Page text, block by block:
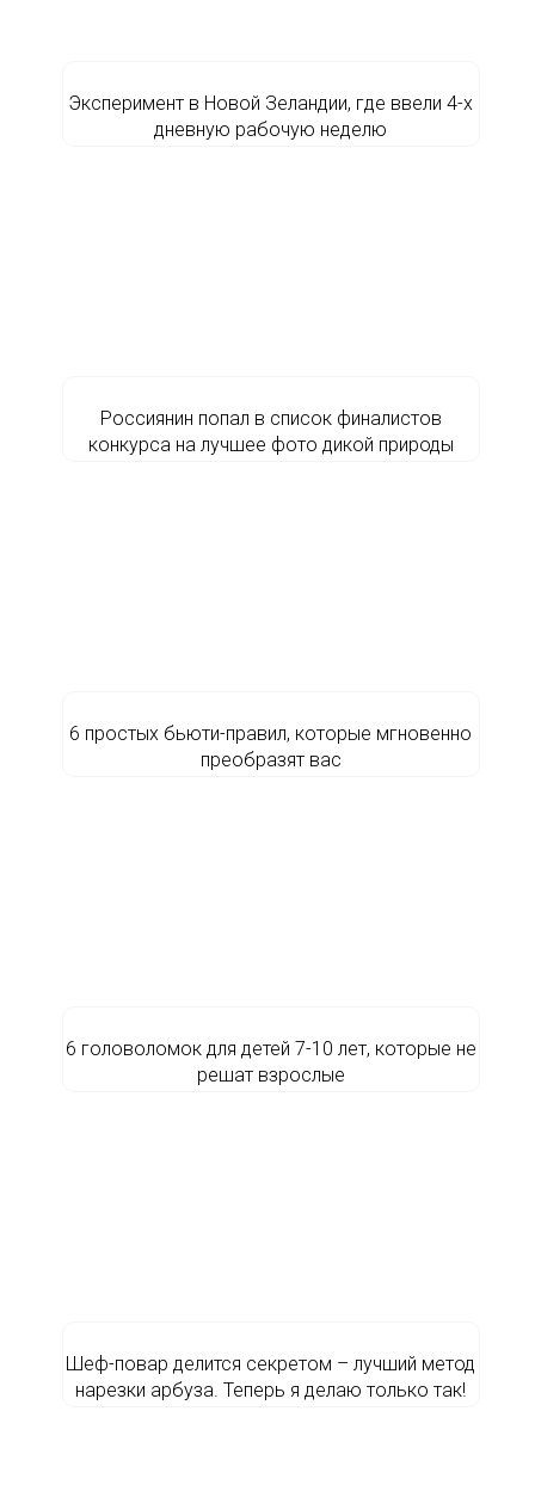
Эксперимент в Новой Зеландии, где ввели 4-х
дневную рабочую неделю
Россиянин попал в список финалистов
конкурса на лучшее фото дикой природы
6 простых бьюти-правил, которые мгновенно
преобразят вас
6 головоломок для детей 7-10 лет, которые не
решат взрослые
Шеф-повар делится секретом – лучший метод
нарезки арбуза. Теперь я делаю только так!